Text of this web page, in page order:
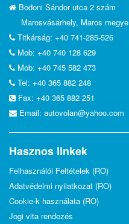
Bodoni Sándor utca 2 szám
Marosvásárhely, Maros megye
Titkárság: +40 741-285-526
Mob: +40 740 128 629
Mob: +40 745 582 473
Tel: +40 365 882 248
Fax: +40 365 882 251
Email: autovolan@yahoo.com
Hasznos linkek
Felhasználói Feltételek (RO)
Adatvédelmi nyilatkozat (RO)
Cookie-k használata (RO)
Jogi vita rendezés